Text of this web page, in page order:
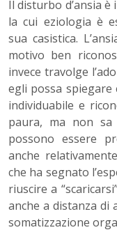
Il disturbo d’ansia
la cui eziologia è
sua casistica.
motivo ben
invece travolge
egli possa spiegare
individuabile e
paura, ma non
possono essere
anche
che ha segnato
riuscire a
anche a distanza di
somatizzazione